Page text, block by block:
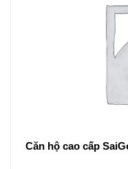
Căn hộ cao cấp